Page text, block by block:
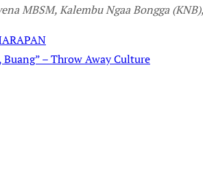
MBSM, Kalembu Ngaa Bongga
Buang” – Throw Away Culture